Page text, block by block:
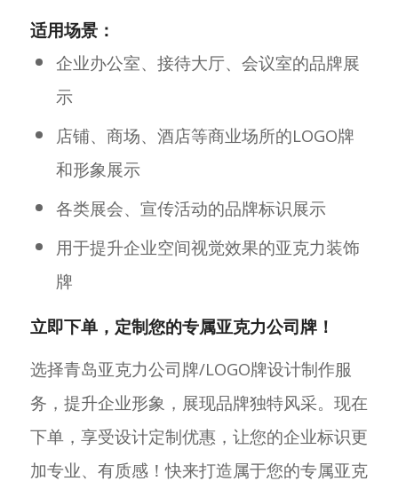
适用场景：
企业办公室、接待大厅、会议室的品牌展
示
店铺、商场、酒店等商业场所的LOGO牌
和形象展示
各类展会、宣传活动的品牌标识展示
用于提升企业空间视觉效果的亚克力装饰
牌
立即下单，定制您的专属亚克力公司牌！
选择青岛亚克力公司牌/LOGO牌设计制作服
务，提升企业形象，展现品牌独特风采。现在
下单，享受设计定制优惠，让您的企业标识更
加专业、有质感！快来打造属于您的专属亚克